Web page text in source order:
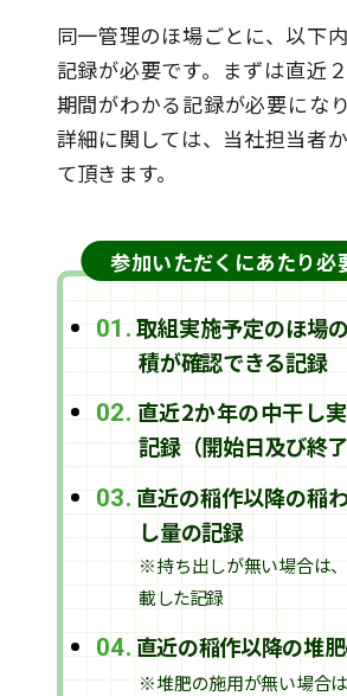
同一管理のほ場ごとに、以下
記録が必要です。まずは直近
期間がわかる記録が必要になり
詳細に関しては、当社担当者
て頂きます。
参加いただくにあたり必
01.取組実施予定のほ場
積が確認できる記録
02.直近2か年の中干し
記録（開始日及び終
03.直近の稲作以降の稲
し量の記録
※持ち出しが無い場合は
載した記録
04. 直近の稲作以降の堆
※堆肥の施用が無い場合